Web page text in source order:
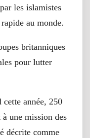
les islamistes
au monde.
britanniques
pour lutter
cette année, 250
une mission des
décrite comme